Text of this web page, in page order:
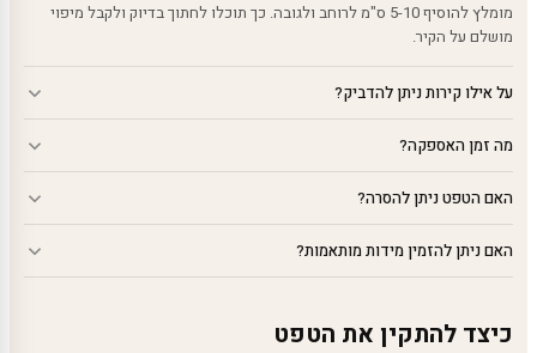
מומלץ להוסיף 5-10 ס"מ לרוחב ולגובה. כך תוכלו לחתוך בדיוק ולקבל מיפוי
מושלם על הקיר.
על אילו קירות ניתן להדביק?
מה זמן האספקה?
האם הטפט ניתן להסרה?
האם ניתן להזמין מידות מותאמות?
כיצד להתקין את הטפט